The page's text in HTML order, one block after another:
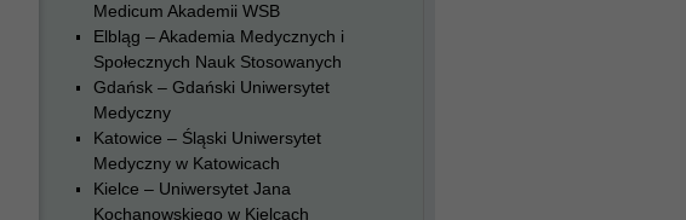
Medicum Akademii WSB
Elbląg – Akademia Medycznych i
Społecznych Nauk Stosowanych
Gdańsk – Gdański Uniwersytet
Medyczny
Katowice – Śląski Uniwersytet
Medyczny w Katowicach
Kielce – Uniwersytet Jana
Kochanowskiego w Kielcach